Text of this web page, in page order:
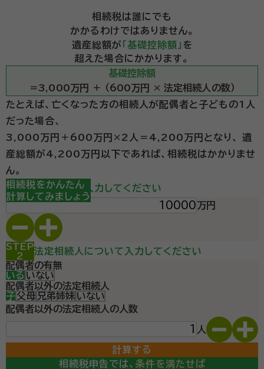
相続税は誰にでも
かかるわけではありません。
遺産総額が 「基礎控除額」 を
超えた場合にかかります。
基礎控除額
＝3,000万円 ＋ （600万円 × 法定相続人の数）
たとえば、亡くなった方の相続人が配偶者と子どもの1人
だった場合、
3,000万円＋600万円×2人＝4,200万円となり、
遺
産総額が4,200万円以下であれば、相続税はかかりませ
ん。
相続税をかんたん
計算してみましょう
STEP
1
遺産総額を入力してください
万円
STEP
2
法定相続人について入力してください
配偶者の有無
いる いない
配偶者以外の法定相続人
子父母 兄弟姉妹 いない
配偶者以外の法定相続人の人数
人
計算する
相続税申告では、 条件を満たせば